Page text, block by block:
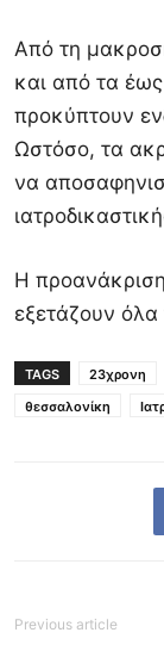
Από τη
και από τα
προκύπτουν
Ωστόσο, τα
να
Η
εξετάζουν
TAGS 23χρονη
θεσσαλονίκη
Previous article